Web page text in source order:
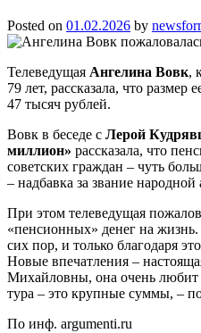
Posted on 01.02.2026 by
Телеведущая Ангелина Вовк,
79 лет, рассказала, что размер
47 тысяч рублей.
Вовк в беседе с Лерой
миллион» рассказала, что
советских граждан – чуть
– надбавка за звание
При этом телеведущая
«пенсионных» денег на
сих пор, и только благодаря
Новые впечатления –
Михайловны, она очень любит
тура – это крупные суммы, –
По инф. argumenti.ru